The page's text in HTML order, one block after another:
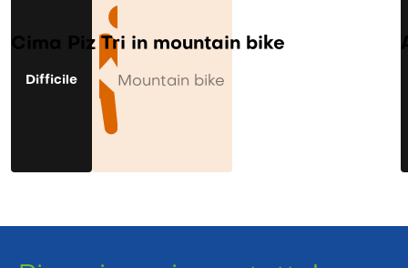
Difficile Mountain bike
Cima Piz Tri in mountain bike